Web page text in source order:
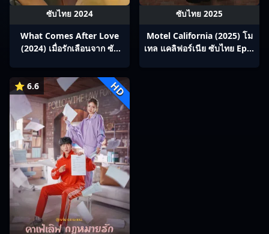
ซับไทย 2024
What Comes After Love
(2024) เมื่อรักเลือนจาก ซับ
ซับไทย 2025
Motel California (2025) โม
เทล แคลิฟอร์เนีย ซับไทย Ep1-
⭐ 6.6 HD